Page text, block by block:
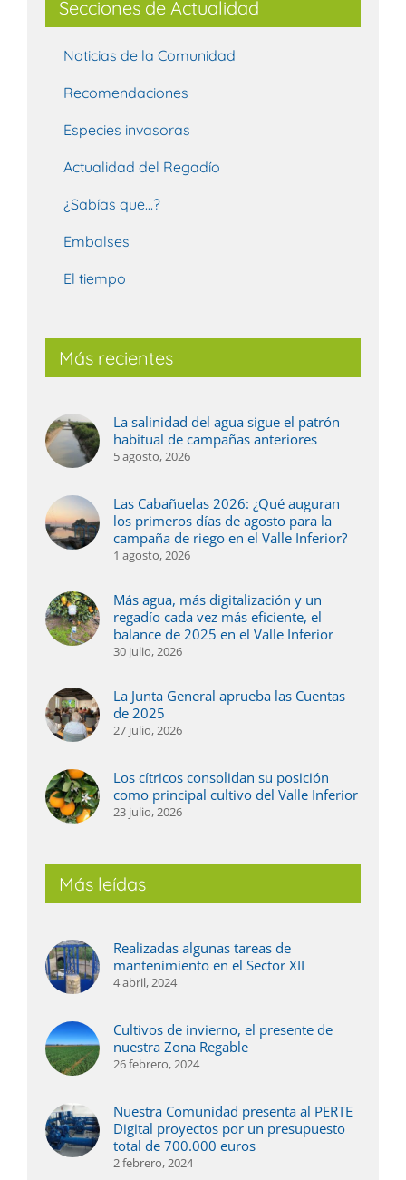
Secciones de Actualidad
Noticias de la Comunidad
Recomendaciones
Especies invasoras
Actualidad del Regadío
¿Sabías que…?
Embalses
El tiempo
Más recientes
La salinidad del agua sigue el patrón
habitual de campañas anteriores
5 agosto, 2026
Las Cabañuelas 2026: ¿Qué auguran
los primeros días de agosto para la
campaña de riego en el Valle Inferior?
1 agosto, 2026
Más agua, más digitalización y un
regadío cada vez más eficiente, el
balance de 2025 en el Valle Inferior
30 julio, 2026
La Junta General aprueba las Cuentas
de 2025
27 julio, 2026
Los cítricos consolidan su posición
como principal cultivo del Valle Inferior
23 julio, 2026
Más leídas
Realizadas algunas tareas de
mantenimiento en el Sector XII
4 abril, 2024
Cultivos de invierno, el presente de
nuestra Zona Regable
26 febrero, 2024
Nuestra Comunidad presenta al PERTE
Digital proyectos por un presupuesto
total de 700.000 euros
2 febrero, 2024